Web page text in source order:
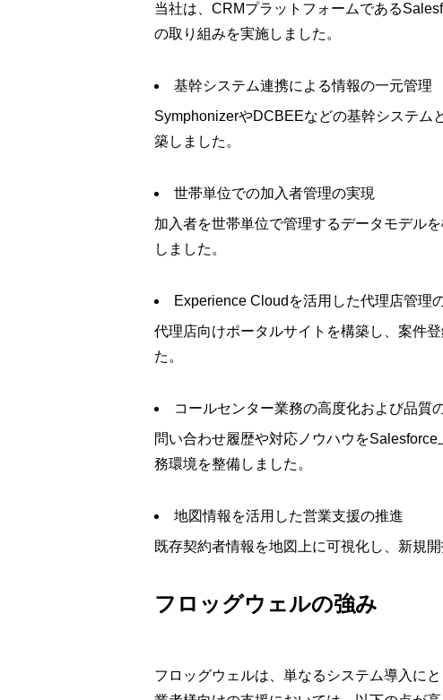
当社は、CRMプラットフォームである
の取り組みを実施しました。
基幹システム連携による情報の一元管理
SymphonizerやDCBEEなどの基幹システム
築しました。
世帯単位での加入者管理の実現
加入者を世帯単位で管理するデータモデル
しました。
Experience Cloudを活用した代理店管理
代理店向けポータルサイトを構築し、案件
た。
コールセンター業務の高度化および品質
問い合わせ履歴や対応ノウハウを
務環境を整備しました。
地図情報を活用した営業支援の推進
既存契約者情報を地図上に可視化し、新規
フロッグウェルの強み
フロッグウェルは、単なるシステム導入に